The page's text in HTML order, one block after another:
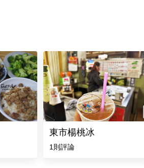
東市楊桃冰
1 則評論